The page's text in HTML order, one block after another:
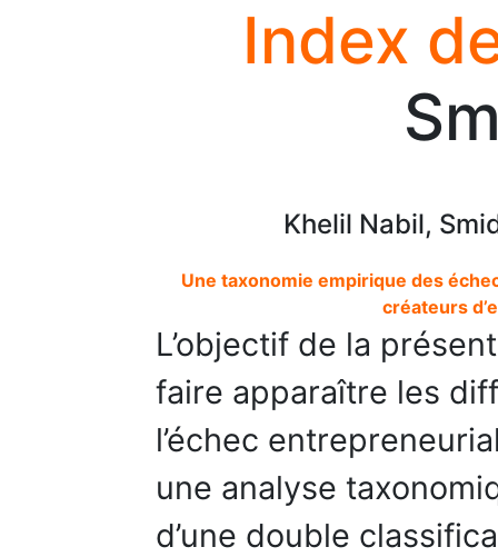
Index
Khelil Nabil,
Une taxonomie empirique des
créateurs
L’objectif de la
faire apparaître les
l’échec
une analyse
d’une double